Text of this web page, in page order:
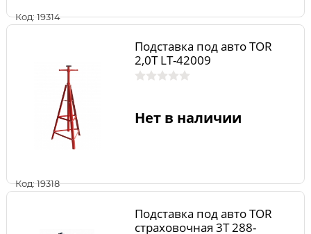
Код: 19314
Код: 19318
Подставка под авто TOR
2,0T LT-42009
Нет в наличии
Подставка под авто TOR
страховочная 3T 288-